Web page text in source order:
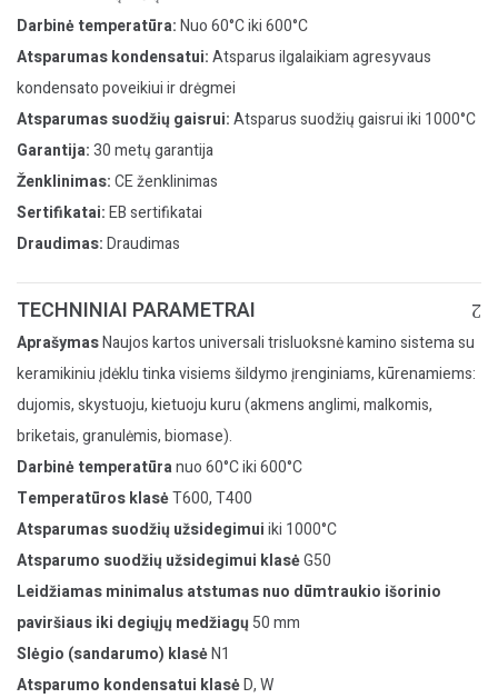
Darbinė temperatūra:Nuo 60°C iki 600°C
Atsparumas kondensatui:Atsparus ilgalaikiam agresyvaus
kondensato poveikiui ir drėgmei
Atsparumas suodžių gaisrui:Atsparus suodžių gaisrui iki 1000°C
Garantija:30 metų garantija
Ženklinimas:CE ženklinimas
Sertifikatai:EB sertifikatai
Draudimas:Draudimas
TECHNINIAI PARAMETRAI
AprašymasNaujos kartos universali trisluoksnė kamino sistema su
keramikiniu įdėklu tinka visiems šildymo įrenginiams, kūrenamiems:
dujomis, skystuoju, kietuoju kuru (akmens anglimi, malkomis,
briketais, granulėmis, biomase).
Darbinė temperatūranuo 60°C iki 600°C
Temperatūros klasėT600, T400
Atsparumas suodžių užsidegimuiiki 1000°C
Atsparumo suodžių užsidegimui klasėG50
Leidžiamas minimalus atstumas nuo dūmtraukio išorinio
paviršiaus iki degiųjų medžiagų 50 mm
Slėgio (sandarumo) klasėN1
Atsparumo kondensatui klasėD, W